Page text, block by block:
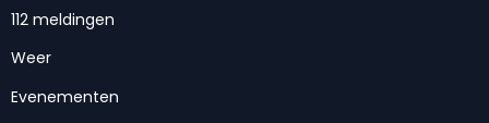
112 meldingen
Weer
Evenementen